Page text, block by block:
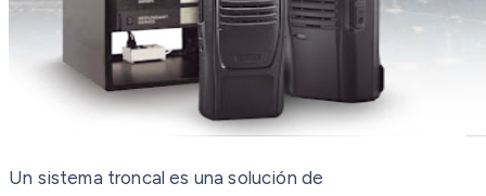
Un sistema troncal es una solución de